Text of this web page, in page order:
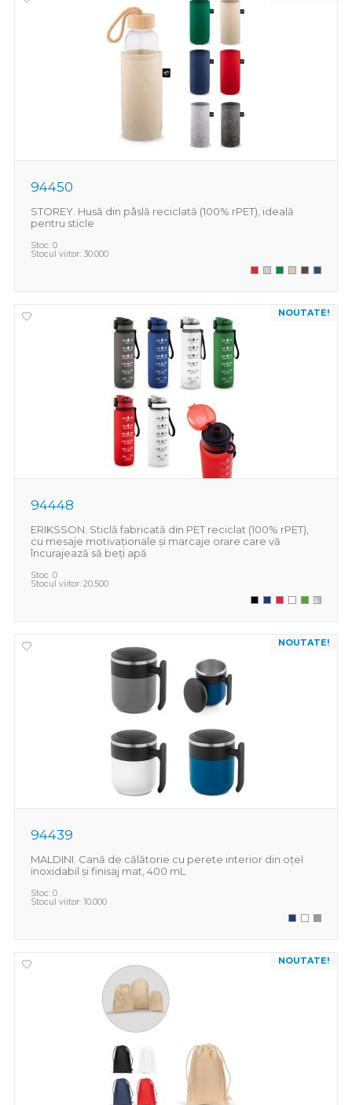
94450
STOREY. Husă din pâslă reciclată (100% rPET), ideală
pentru sticle
Stoc: 0
Stocul viitor: 30.000
NOUTATE!
94448
ERIKSSON. Sticlă fabricată din PET reciclat (100% rPET),
cu mesaje motivaționale și marcaje orare care vă
încurajează să beți apă
Stoc: 0
Stocul viitor: 20.500
NOUTATE!
94439
MALDINI. Cană de călătorie cu perete interior din oțel
inoxidabil și finisaj mat, 400 mL
Stoc: 0
Stocul viitor: 10.000
NOUTATE!